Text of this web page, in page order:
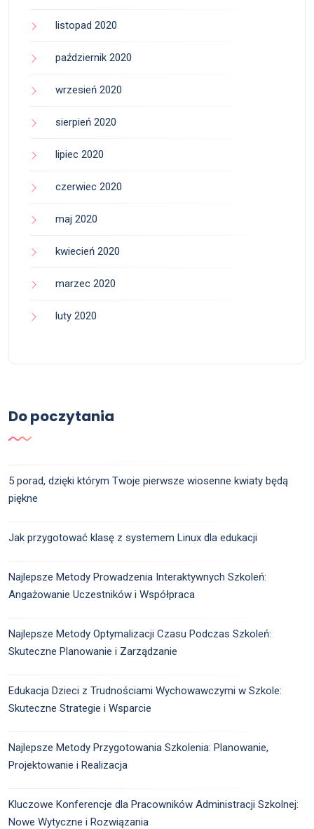
listopad 2020
październik 2020
wrzesień 2020
sierpień 2020
lipiec 2020
czerwiec 2020
maj 2020
kwiecień 2020
marzec 2020
luty 2020
Do poczytania
5 porad, dzięki którym Twoje pierwsze wiosenne kwiaty będą
piękne
Jak przygotować klasę z systemem Linux dla edukacji
Najlepsze Metody Prowadzenia Interaktywnych Szkoleń:
Angażowanie Uczestników i Współpraca
Najlepsze Metody Optymalizacji Czasu Podczas Szkoleń:
Skuteczne Planowanie i Zarządzanie
Edukacja Dzieci z Trudnościami Wychowawczymi w Szkole:
Skuteczne Strategie i Wsparcie
Najlepsze Metody Przygotowania Szkolenia: Planowanie,
Projektowanie i Realizacja
Kluczowe Konferencje dla Pracowników Administracji Szkolnej:
Nowe Wytyczne i Rozwiązania